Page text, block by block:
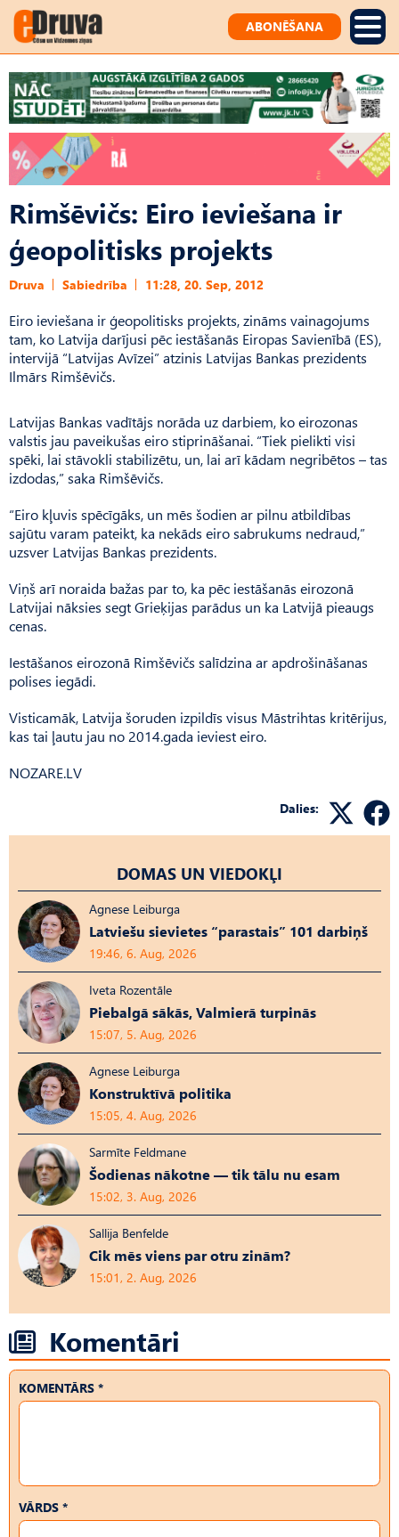
ABONĒŠANA
Rimšēvičs: Eiro ieviešana ir
ģeopolitisks projekts
Druva Sabiedrība 11:28, 20. Sep, 2012
Eiro ieviešana ir ģeopolitisks projekts, zināms vainagojums
tam, ko Latvija darījusi pēc iestāšanās Eiropas Savienībā (ES),
intervijā “Latvijas Avīzei” atzinis Latvijas Bankas prezidents
Ilmārs Rimšēvičs.
Latvijas Bankas vadītājs norāda uz darbiem, ko eirozonas
valstis jau paveikušas eiro stiprināšanai. “Tiek pielikti visi
spēki, lai stāvokli stabilizētu, un, lai arī kādam negribētos – tas
izdodas,” saka Rimšēvičs.
“Eiro kļuvis spēcīgāks, un mēs šodien ar pilnu atbildības
sajūtu varam pateikt, ka nekāds eiro sabrukums nedraud,”
uzsver Latvijas Bankas prezidents.
Viņš arī noraida bažas par to, ka pēc iestāšanās eirozonā
Latvijai nāksies segt Grieķijas parādus un ka Latvijā pieaugs
cenas.
Iestāšanos eirozonā Rimšēvičs salīdzina ar apdrošināšanas
polises iegādi.
Visticamāk, Latvija šoruden izpildīs visus Māstrihtas kritērijus,
kas tai ļautu jau no 2014.gada ieviest eiro.
NOZARE.LV
Dalies:
DOMAS UN VIEDOKĻI
Agnese Leiburga
Latviešu sievietes “parastais” 101 darbiņš
19:46, 6. Aug, 2026
Iveta Rozentāle
Piebalgā sākās, Valmierā turpinās
15:07, 5. Aug, 2026
Agnese Leiburga
Konstruktīvā politika
15:05, 4. Aug, 2026
Sarmīte Feldmane
Šodienas nākotne — tik tālu nu esam
15:02, 3. Aug, 2026
Sallija Benfelde
Cik mēs viens par otru zinām?
15:01, 2. Aug, 2026
Komentāri
KOMENTĀRS *
VĀRDS *